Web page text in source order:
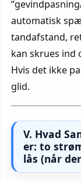
automatisk
tandafstand,
kan skrues ind
Hvis det ikke
glid.
V. Hvad
er: to
lås (når